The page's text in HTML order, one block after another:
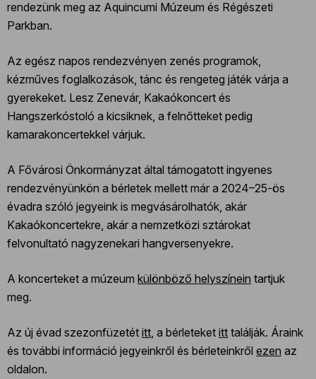
rendezünk meg az Aquincumi Múzeum és Régészeti
Parkban.
Az egész napos rendezvényen zenés programok,
kézműves foglalkozások, tánc és rengeteg játék várja a
gyerekeket. Lesz Zenevár, Kakaókoncert és
Hangszerkóstoló a kicsiknek, a felnőtteket pedig
kamarakoncertekkel várjuk.
A Fővárosi Önkormányzat által támogatott ingyenes
rendezvényünkön a bérletek mellett már a 2024–25-ös
évadra szóló jegyeink is megvásárolhatók, akár
Kakaókoncertekre, akár a nemzetközi sztárokat
felvonultató nagyzenekari hangversenyekre.
A koncerteket a múzeum különböző helyszínein tartjuk
meg.
Az új évad szezonfüzetét itt, a bérleteket itt találják. Áraink
és további információ jegyeinkről és bérleteinkről ezen az
oldalon.